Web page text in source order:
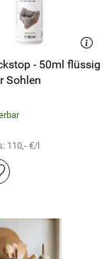
- 50ml flüssig
Sohlen
110,- €/l